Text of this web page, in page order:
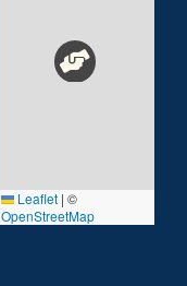
Leaflet | ©
OpenStreetMap